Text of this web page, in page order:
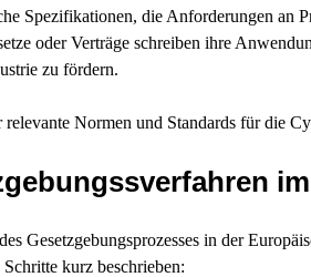
Spezifikationen, die Anforderungen an
oder Verträge schreiben ihre
zu fördern.
Normen und Standards für die
Gesetzgebungsprozesses in der
kurz beschrieben: